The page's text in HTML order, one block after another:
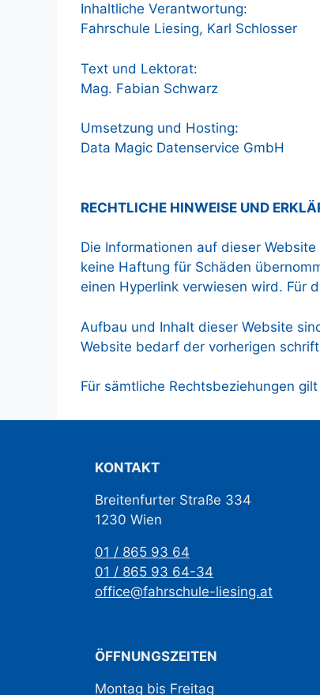
Inhaltliche Verantwortung:
Fahrschule Liesing, Karl Schlosser
Text und Lektorat:
Mag. Fabian Schwarz
Umsetzung und Hosting:
Data Magic Datenservice GmbH
RECHTLICHE HINWEISE UND
Die Informationen auf dieser
keine Haftung für Schäden
einen Hyperlink verwiesen wird. Für
Aufbau und Inhalt dieser Website
Website bedarf der vorherigen
Für sämtliche Rechtsbeziehungen
KONTAKT
Breitenfurter Straße 334
1230 Wien
01 / 865 93 64
01 / 865 93 64-34
office@fahrschule-liesing.at
ÖFFNUNGSZEITEN
Montag bis Freitag